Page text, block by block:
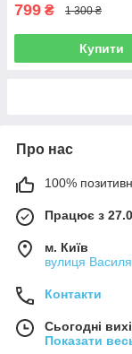
799 ₴ 1 300 ₴
Купити
Про нас
100%
Працює з
м. Київ
вулиця Василя
Контакти
Сьогодні
Показати